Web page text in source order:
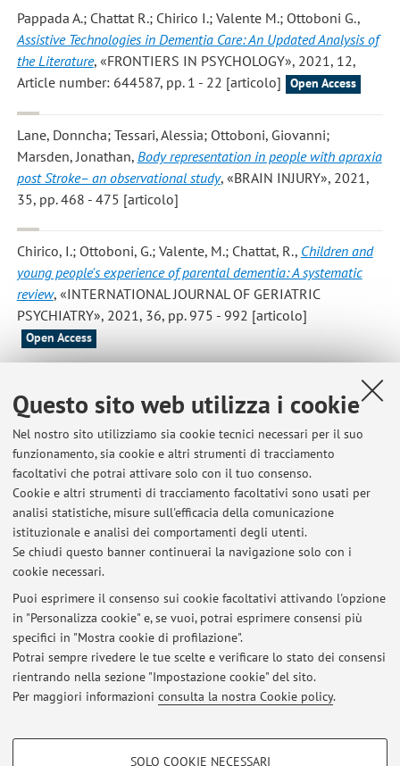
Questo sito web utilizza i cookie
Nel nostro sito utilizziamo sia cookie tecnici necessari per il suo
funzionamento, sia cookie e altri strumenti di tracciamento
facoltativi che potrai attivare solo con il tuo consenso.
Cookie e altri strumenti di tracciamento facoltativi sono usati per
analisi statistiche, misure sull'efficacia della comunicazione
istituzionale e analisi dei comportamenti degli utenti.
Se chiudi questo banner continuerai la navigazione solo con i
cookie necessari.
Puoi esprimere il consenso sui cookie facoltativi attivando l'opzione
in "Personalizza cookie" e, se vuoi, potrai esprimere consensi più
specifici in "Mostra cookie di profilazione".
Potrai sempre rivedere le tue scelte e verificare lo stato dei consensi
rientrando nella sezione "Impostazione cookie" del sito.
Per maggiori informazioni consulta la nostra Cookie policy.
COOKIE DI PROFILAZIONE - FACOLTATIVI
SOLO COOKIE NECESSARI
Pappada A.; Chattat R.; Chirico I.; Valente M.; Ottoboni G.,
Assistive Technologies in Dementia Care: An Updated Analysis of
the Literature, «FRONTIERS IN PSYCHOLOGY», 2021, 12,
Article number: 644587, pp. 1 - 22 [articolo]
Open Access
Lane, Donncha; Tessari, Alessia; Ottoboni, Giovanni;
Marsden, Jonathan, Body representation in people with apraxia
post Stroke– an observational study, «BRAIN INJURY», 2021,
35, pp. 468 - 475 [articolo]
Chirico, I.; Ottoboni, G.; Valente, M.; Chattat, R., Children and
young people's experience of parental dementia: A systematic
review, «INTERNATIONAL JOURNAL OF GERIATRIC
PSYCHIATRY», 2021, 36, pp. 975 - 992 [articolo]
Open Access
Health care
proxy and guardianship in Cecz Republic, Italy, The Netherlands,
and Spain, Bologna, AMS Acta, 2021, pp. 3 . [rapporto
tecnico] Open Access
1 2 3 4 5
Ultimi avvisi
Al momento non sono presenti avvisi.